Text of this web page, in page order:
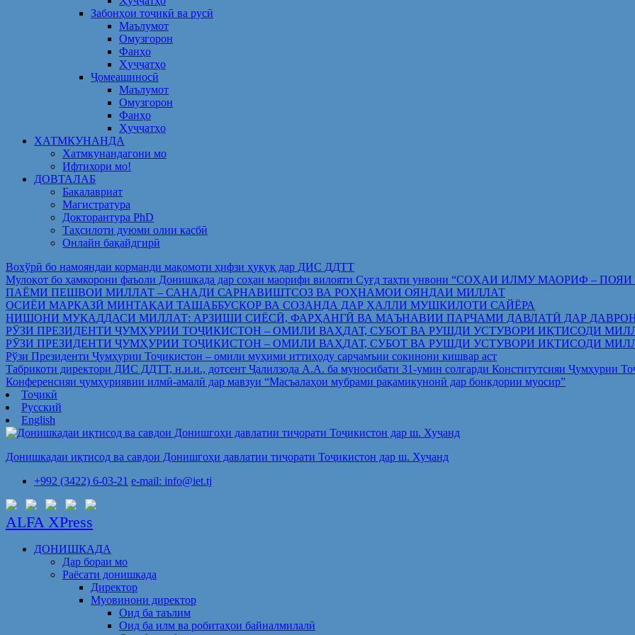
Забонҳои тоҷикӣ ва русӣ
Маълумот
Омузгорон
Фанҳо
Ҳуҷҷатҳо
Ҷомеашиносӣ
Маълумот
Омузгорон
Фанҳо
Ҳуҷҷатҳо
ХАТМКУНАНДА
Хатмкунандагони мо
Ифтихори мо!
ДОВТАЛАБ
Бакалавриат
Магистратура
Докторантура PhD
Таҳсилоти дуюми олии касбӣ
Онлайн бақайдгирӣ
Вохўрӣ бо намояндаи корманди мақомоти ҳифзи ҳуқуқ дар ДИС ДДТТ
Мулоқот бо ҳамкорони фаъоли Донишкада дар соҳаи маорифи вилояти Суғд таҳти унвони “СОҲАИ ИЛМУ МАОРИФ
ПАЁМИ ПЕШВОИ МИЛЛАТ – САНАДИ САРНАВИШТСОЗ ВА РОҲНАМОИ ОЯНДАИ МИЛЛАТ
ОСИЁИ МАРКАЗӢ МИНТАҚАИ ТАШАББУСКОР ВА СОЗАНДА ДАР ҲАЛЛИ МУШКИЛОТИ САЙЁРА
НИШОНИ МУҚАДДАСИ МИЛЛАТ: АРЗИШИ СИЁСӢ, ФАРҲАНГӢ ВА МАЪНАВИИ ПАРЧАМИ ДАВЛАТӢ ДАР
РӮЗИ ПРЕЗИДЕНТИ ҶУМҲУРИИ ТОҶИКИСТОН – ОМИЛИ ВАҲДАТ, СУБОТ ВА РУШДИ УСТУВОРИ ИҚТИСОДИ
РӮЗИ ПРЕЗИДЕНТИ ҶУМҲУРИИ ТОҶИКИСТОН – ОМИЛИ ВАҲДАТ, СУБОТ ВА РУШДИ УСТУВОРИ ИҚТИСОДИ
Рўзи Президенти Ҷумҳурии Тоҷикистон – омили муҳими иттиҳоду сарҷамъии сокинони кишвар аст
Табрикоти директори ДИС ДДТТ, н.и.и., дотсент Ҷалилзода А.А. ба муносибати 31-умин солгарди Конститутсияи Ҷумҳурии
Конференсияи ҷумҳуриявии илмӣ-амалӣ дар мавзуи “Масъалаҳои мубрами рақамикунонӣ дар бонкдории муосир”
Тоҷикӣ
Русский
English
Донишкадаи иқтисод ва савдои Донишгоҳи давлатии тиҷорати Тоҷикистон дар ш. Хуҷанд
+992 (3422) 6-03-21 e-mail: info@iet.tj
ALFA XPress
ДОНИШКАДА
Дар бораи мо
Раёсати донишкада
Директор
Муовинони директор
Оид ба таълим
Оид ба илм ва робитаҳои байналмилалӣ